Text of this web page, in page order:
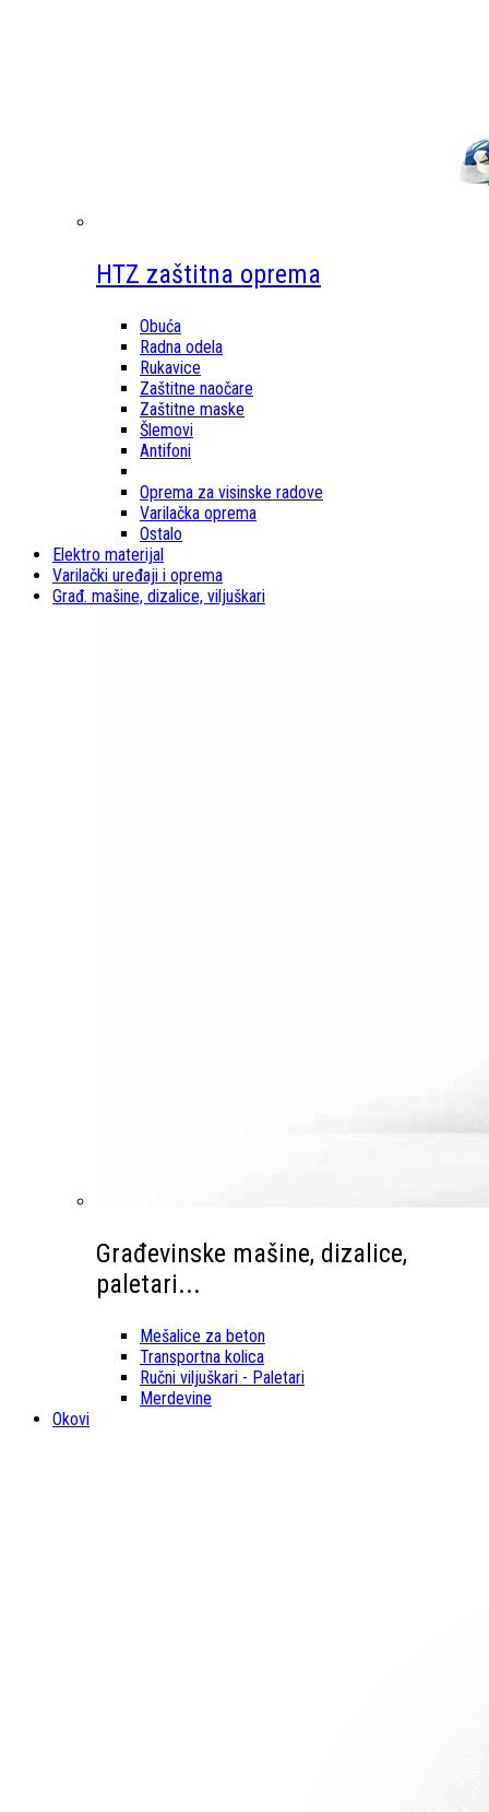
HTZ zaštitna oprema
Obuća
Radna odela
Rukavice
Zaštitne naočare
Zaštitne maske
Šlemovi
Antifoni
Oprema za visinske radove
Varilačka oprema
Ostalo
Elektro materijal
Varilački uređaji i oprema
Građ. mašine, dizalice, viljuškari
Građevinske mašine, dizalice,
paletari...
Mešalice za beton
Transportna kolica
Ručni viljuškari - Paletari
Merdevine
Okovi